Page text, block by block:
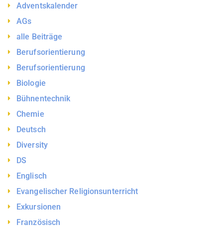
Adventskalender
AGs
alle Beiträge
Berufsorientierung
Berufsorientierung
Biologie
Bühnentechnik
Chemie
Deutsch
Diversity
DS
Englisch
Evangelischer Religionsunterricht
Exkursionen
Französisch